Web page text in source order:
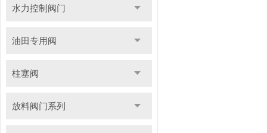
水力控制阀门
油田专用阀
柱塞阀
放料阀门系列